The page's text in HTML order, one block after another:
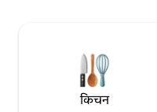
किचन